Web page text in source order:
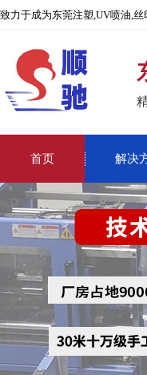
致力于成为东莞注塑,UV喷油,
首页 解决